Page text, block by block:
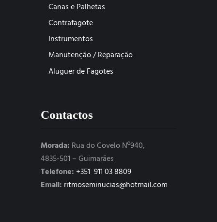
Canas e Palhetas
Contrafagote
Instrumentos
Manutenção / Reparação
Aluguer de Fagotes
Contactos
Morada: Rua do Covelo Nº940,
4835-501 – Guimarães
Telefone: +351 911 03 8809
Email: ritmoseminucias@hotmail.com